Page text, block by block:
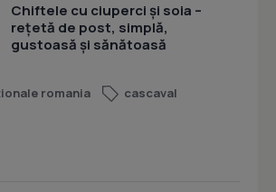
Chiftele cu ciuperci și soia –
rețetă de post, simplă,
gustoasă și sănătoasă
romania
cascaval